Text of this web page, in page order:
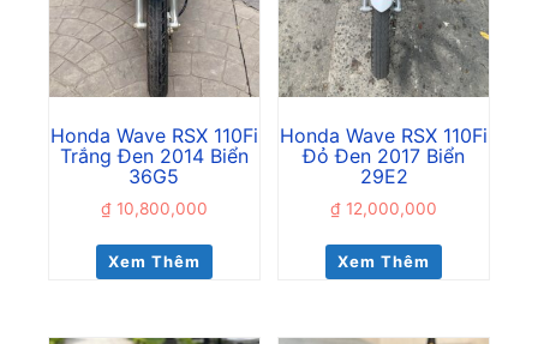
Honda Wave RSX 110Fi
Trắng Đen 2014 Biển
36G5
₫10,800,000
Xem Thêm
Honda Wave RSX 110Fi
Đỏ Đen 2017 Biển
29E2
₫ 12,000,000
Xem Thêm